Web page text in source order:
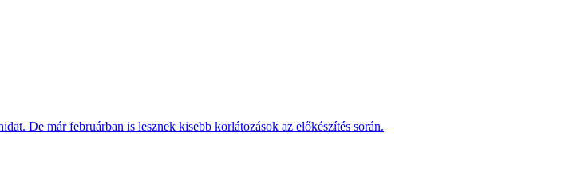
De már februárban is lesznek kisebb korlátozások az előkészítés során.